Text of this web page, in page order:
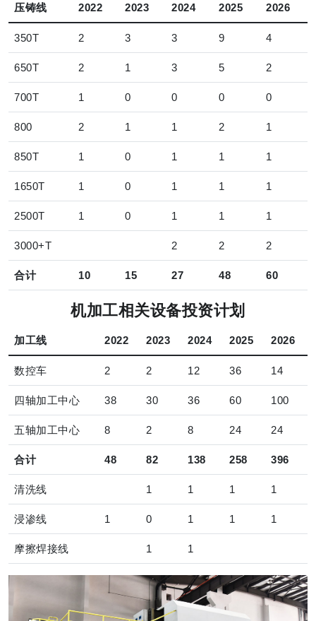
压铸线 2022 2023 2024 2025 2026
350T 2 3 3 9 4
650T 2 1 3 5 2
700T 1 0 0 0 0
800 2 1 1 2 1
850T 1 0 1 1 1
1650T 1 0 1 1 1
2500T 1 0 1 1 1
3000+T 2 2 2
合计 10 15 27 48 60
机加工相关设备投资计划
加工线 2022 2023 2024 2025 2026
数控车 2 2 12 36 14
四轴加工中心 38 30 36 60 100
五轴加工中心 8 2 8 24 24
合计 48 82 138 258 396
清洗线 1 1 1 1
浸渗线 1 0 1 1 1
摩擦焊接线 1 1